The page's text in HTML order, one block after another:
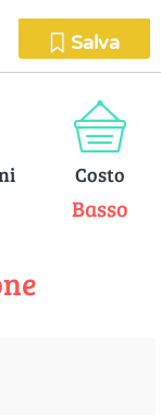
Salva
Costo
Basso